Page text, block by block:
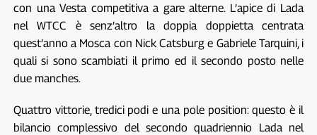
con una Vesta competitiva a gare alterne. L’apice di Lada
nel WTCC è senz’altro la doppia doppietta centrata
quest’anno a Mosca con Nick Catsburg e Gabriele Tarquini, i
quali si sono scambiati il primo ed il secondo posto nelle
due manches.
Quattro vittorie, tredici podi e una pole position: questo è il
bilancio complessivo del secondo quadriennio Lada nel